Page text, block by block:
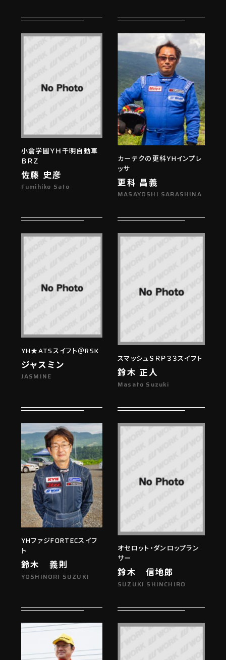
小倉学園ＹＨ千明自動車
ＢＲＺ
佐藤 史彦
Fumihiko Sato
カーテクの更科YHインプレ
ッサ
更科 昌義
MASAYOSHI SARASHINA
YH★ATSスイフト＠RSK
ジャスミン
JASMINE
スマッシュＳＲＰ３３スイフト
鈴木 正人
Masato Suzuki
YHファジFORTECスイフ
ト
鈴木 義則
YOSHINORI SUZUKI
オセロット・ダンロップラン
サー
鈴木 信地郎
SUZUKI SHINCHIRO